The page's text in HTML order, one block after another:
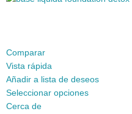
Comparar
Vista rápida
Añadir a lista de deseos
Seleccionar opciones
Cerca de